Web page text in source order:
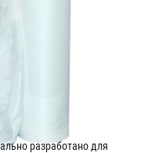
разработано для